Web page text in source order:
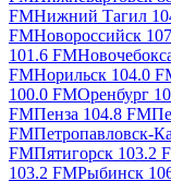
FMНижний Тагил
FMНовороссийск
101.6 FM
FMНорильск 104.0
100.0 FMОренбург
FMПенза 104.8 FM
FMПетропавловск-
FMПятигорск 103.2
103.2 FMРыбинск